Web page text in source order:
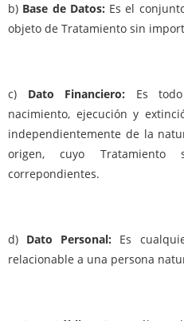
b) Base de Datos: Es el
objeto de Tratamiento sin
c) Dato Financiero: Es
nacimiento, ejecución y
independientemente de la
origen, cuyo
correpondientes.
d) Dato Personal: Es
relacionable a una persona